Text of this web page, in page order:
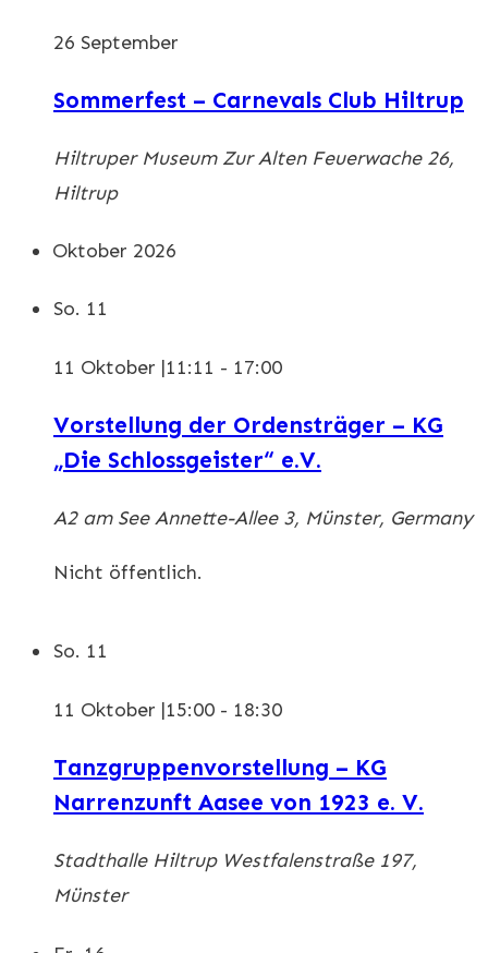
26 September
Sommerfest – Carnevals Club Hiltrup
Hiltruper Museum Zur Alten Feuerwache 26,
Hiltrup
Oktober 2026
So. 11
11 Oktober |11:11 - 17:00
Vorstellung der Ordensträger – KG
„Die Schlossgeister“ e.V.
A2 am SeeAnnette-Allee 3, Münster, Germany
Nicht öffentlich.
So. 11
11 Oktober |15:00 - 18:30
Tanzgruppenvorstellung – KG
Narrenzunft Aasee von 1923 e. V.
Stadthalle Hiltrup Westfalenstraße 197,
Münster